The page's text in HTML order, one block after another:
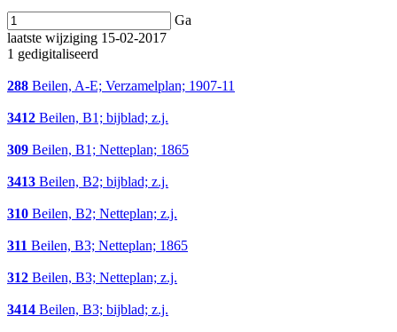
Ga
laatste wijziging 15-02-2017
1 gedigitaliseerd
288 Beilen, A-E; Verzamelplan; 1907-11
3412 Beilen, B1; bijblad; z.j.
309 Beilen, B1; Netteplan; 1865
3413 Beilen, B2; bijblad; z.j.
310 Beilen, B2; Netteplan; z.j.
311 Beilen, B3; Netteplan; 1865
312 Beilen, B3; Netteplan; z.j.
3414 Beilen, B3; bijblad; z.j.